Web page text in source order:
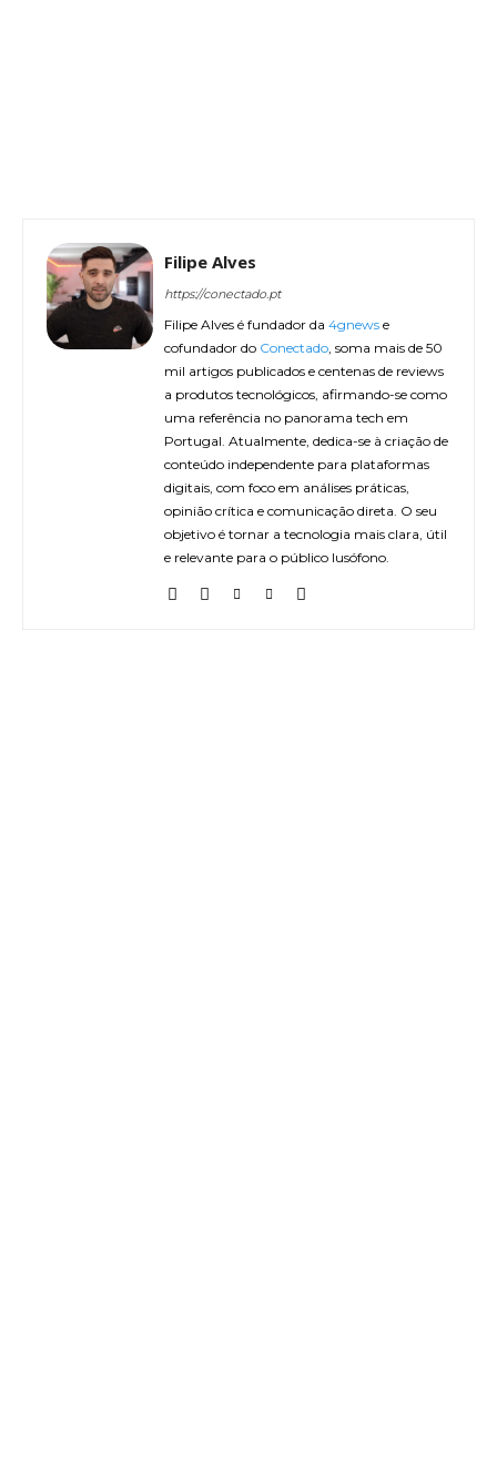
Filipe Alves
https://conectado.pt
Filipe Alves é fundador da 4gnews e
cofundador do Conectado, soma mais de 50
mil artigos publicados e centenas de reviews
a produtos tecnológicos, afirmando-se como
uma referência no panorama tech em
Portugal. Atualmente, dedica-se à criação de
conteúdo independente para plataformas
digitais, com foco em análises práticas,
opinião crítica e comunicação direta. O seu
objetivo é tornar a tecnologia mais clara, útil
e relevante para o público lusófono.